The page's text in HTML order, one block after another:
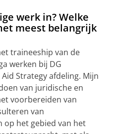
werk in? Welke
meest belangrijk
traineeship van de
werken bij DG
Strategy afdeling. Mijn
van juridische en
voorbereiden van
van
op het gebied van het